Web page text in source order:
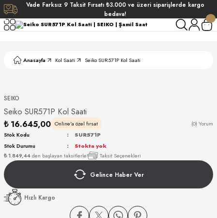
Vade Farksız 9 Taksit Fırsatı ₺3.000 ve üzeri siparişlerde kargo
bedava!
Anasayfa Kol Saati Seiko SUR571P Kol Saati
SEIKO
Seiko SUR571P Kol Saati
₺ 16.645,00 Online'a özel fırsat (0) Yorum
₺ 1.849,44den başlayan taksitlerle! Taksit Seçenekleri
Stok Kodu
SUR571P
Stok Durumu
Stokta yok
Gelince Haber Ver
Hızlı Kargo
CLUB
CLUB